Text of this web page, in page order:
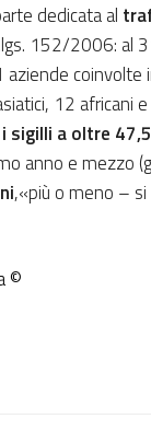
dedicata al
152/2006: al
aziende coinvolte
12 africani
sigilli a oltre
anno e mezzo
,«più o meno –
©